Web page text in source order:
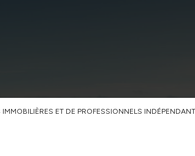
IMMOBILIÈRES ET DE PROFESSIONNELS